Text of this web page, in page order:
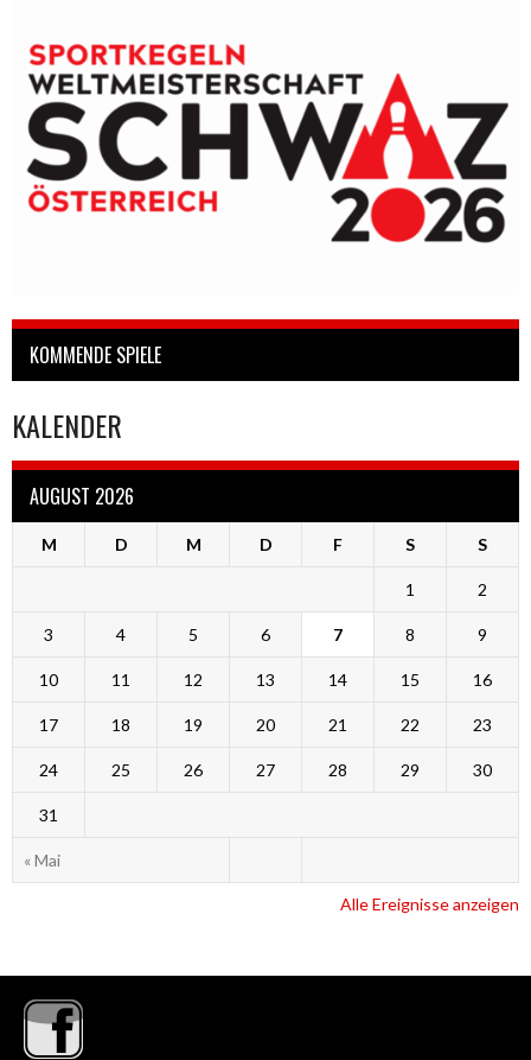
KOMMENDE SPIELE
KALENDER
AUGUST 2026
M D M D F S S
« Mai
1 2
3 4 5 6 7 8 9
10 11 12 13 14 15 16
17 18 19 20 21 22 23
24 25 26 27 28 29 30
31
Alle Ereignisse anzeigen